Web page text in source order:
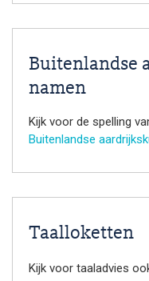
Buitenlandse
namen
Kijk voor de spelling
Buitenlandse
Taalloketten
Kijk voor taaladvies